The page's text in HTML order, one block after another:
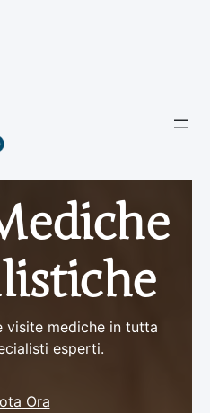
visite mediche in tutta
esperti.
Ora